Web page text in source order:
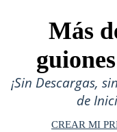
Más
¡Sin Descargas,
de
CREAR MI